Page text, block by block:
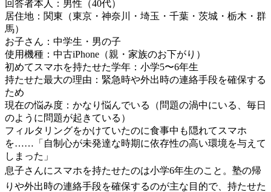
回答者本人：男性（40代）
居住地：関東（東京・神奈川・埼玉・千葉・茨城・栃木・群
馬）
お子さん：中学生・男の子
使用機種：中古iPhone（親・家族のお下がり）
初めてスマホを持たせた学年：小学5〜6年生
持たせた最大の理由：緊急時や外出時の連絡手段を確保する
ため
現在の悩み度：かなり悩んでいる（問題の渦中にいる、毎日
のように問題が起きている）
フィルタリングをかけていたのに食事中も隠れてスマホ
を……「自制心が未発達な時期に依存性の高い環境を与えて
しまった」
息子さんにスマホを持たせたのは小学6年生のこと。塾の帰
りや外出時の連絡手段を確保するのが主な目的で、持たせた